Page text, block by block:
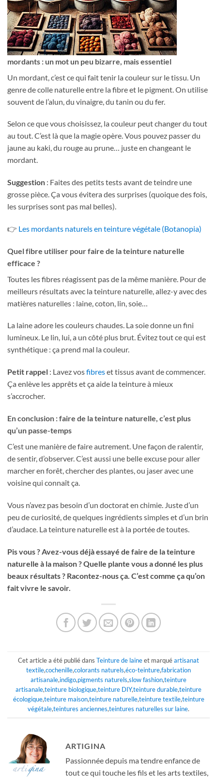
mordants : un mot un peu bizarre, mais essentiel
Un mordant, c’est ce qui fait tenir la couleur sur le tissu. Un
genre de colle naturelle entre la fibre et le pigment. On utilise
souvent de l’alun, du vinaigre, du tanin ou du fer.
Selon ce que vous choisissez, la couleur peut changer du tout
au tout. C’est là que la magie opère. Vous pouvez passer du
jaune au kaki, du rouge au prune… juste en changeant le
mordant.
Suggestion : Faites des petits tests avant de teindre une
grosse pièce. Ça vous évitera des surprises (quoique des fois,
les surprises sont pas mal belles).
👉 Les mordants naturels en teinture végétale (Botanopia)
Quel fibre utiliser pour faire de la teinture naturelle
efficace ?
Toutes les fibres réagissent pas de la même manière. Pour de
meilleurs résultats avec la teinture naturelle, allez-y avec des
matières naturelles : laine, coton, lin, soie…
La laine adore les couleurs chaudes. La soie donne un fini
lumineux. Le lin, lui, a un côté plus brut. Évitez tout ce qui est
synthétique : ça prend mal la couleur.
Petit rappel : Lavez vosfibreset tissus avant de commencer.
Ça enlève les apprêts et ça aide la teinture à mieux
s’accrocher.
En conclusion : faire de la teinture naturelle, c’est plus
qu’un passe-temps
C’est une manière de faire autrement. Une façon de ralentir,
de sentir, d’observer. C’est aussi une belle excuse pour aller
marcher en forêt, chercher des plantes, ou jaser avec une
voisine qui connaît ça.
Vous n’avez pas besoin d’un doctorat en chimie. Juste d’un
peu de curiosité, de quelques ingrédients simples et d’un brin
d’audace. La teinture naturelle est à la portée de toutes.
Pis vous ? Avez-vous déjà essayé de faire de la teinture
naturelle à la maison ? Quelle plante vous a donné les plus
beaux résultats ? Racontez-nous ça. C’est comme ça qu’on
fait vivre le savoir.
Cet article a été publié dans Teinture de laineet marquéartisanat
textile,cochenille,colorants naturels,éco-teinture,fabrication
artisanale,indigo,pigments naturels,slow fashion,teinture
artisanale,teinture biologique,teinture DIY,teinture durable,teinture
écologique,teinture maison,teinture naturelle,teinture textile,teinture
végétale,teintures anciennes,teintures naturelles sur laine.
ARTIGINA
Passionnée depuis ma tendre enfance de
tout ce qui touche les fils et les arts textiles,